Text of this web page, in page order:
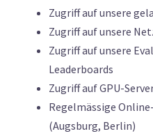
Zugriff auf unsere
Zugriff auf unsere
Zugriff auf unsere
Leaderboards
Zugriff auf GPU-
Regelmässige
(Augsburg, Berlin)